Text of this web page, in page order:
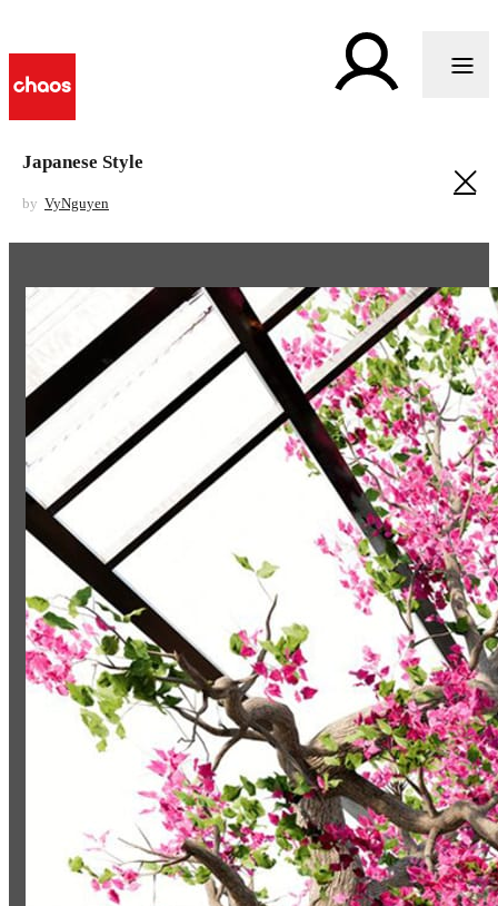
Japanese Style
by VyNguyen